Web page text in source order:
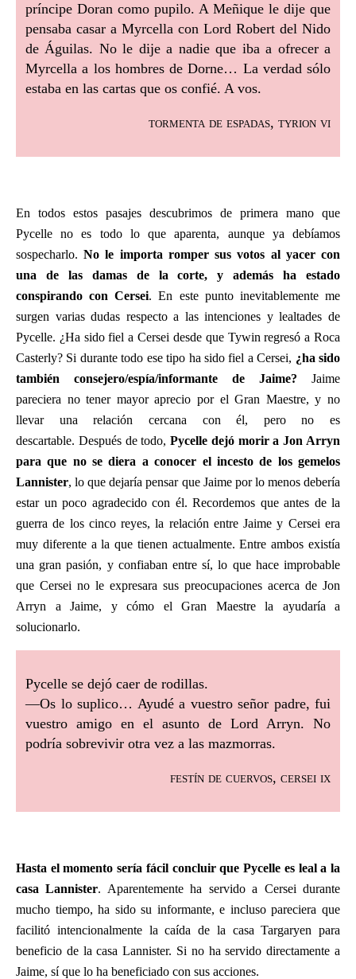
príncipe Doran como pupilo. A Meñique le dije que
pensaba casar a Myrcella con Lord Robert del Nido
de Águilas. No le dije a nadie que iba a ofrecer a
Myrcella a los hombres de Dorne… La verdad sólo
estaba en las cartas que os confié. A vos.
tormenta de espadas, tyrion vi
En todos estos pasajes descubrimos de primera mano que
Pycelle no es todo lo que aparenta, aunque ya debíamos
sospecharlo.No le importa romper sus votos al yacer con
una de las damas de la corte, y además ha estado
conspirando con Cersei. En este punto inevitablemente me
surgen varias dudas respecto a las intenciones y lealtades de
Pycelle. ¿Ha sido fiel a Cersei desde que Tywin regresó a Roca
Casterly? Si durante todo ese tipo ha sido fiel a Cersei, ¿ha sido
también consejero/espía/informante de Jaime? Jaime
pareciera no tener mayor aprecio por el Gran Maestre, y no
llevar una relación cercana con él, pero no es
descartable. Después de todo,Pycelle dejó morir a Jon Arryn
para que no se diera a conocer el incesto de los gemelos
Lannister, lo que dejaría pensar que Jaime por lo menos debería
estar un poco agradecido con él. Recordemos que antes de la
guerra de los cinco reyes, la relación entre Jaime y Cersei era
muy diferente a la que tienen actualmente. Entre ambos existía
una gran pasión, y confiaban entre sí, lo que hace improbable
que Cersei no le expresara sus preocupaciones acerca de Jon
Arryn a Jaime, y cómo el Gran Maestre la ayudaría a
solucionarlo.
Pycelle se dejó caer de rodillas.
—Os lo suplico… Ayudé a vuestro señor padre, fui
vuestro amigo en el asunto de Lord Arryn. No
podría sobrevivir otra vez a las mazmorras.
festín de cuervos, cersei ix
Hasta el momento sería fácil concluir que Pycelle es leal a la
casa Lannister. Aparentemente ha servido a Cersei durante
mucho tiempo, ha sido su informante, e incluso pareciera que
facilitó intencionalmente la caída de la casa Targaryen para
beneficio de la casa Lannister. Si no ha servido directamente a
Jaime, sí que lo ha beneficiado con sus acciones.